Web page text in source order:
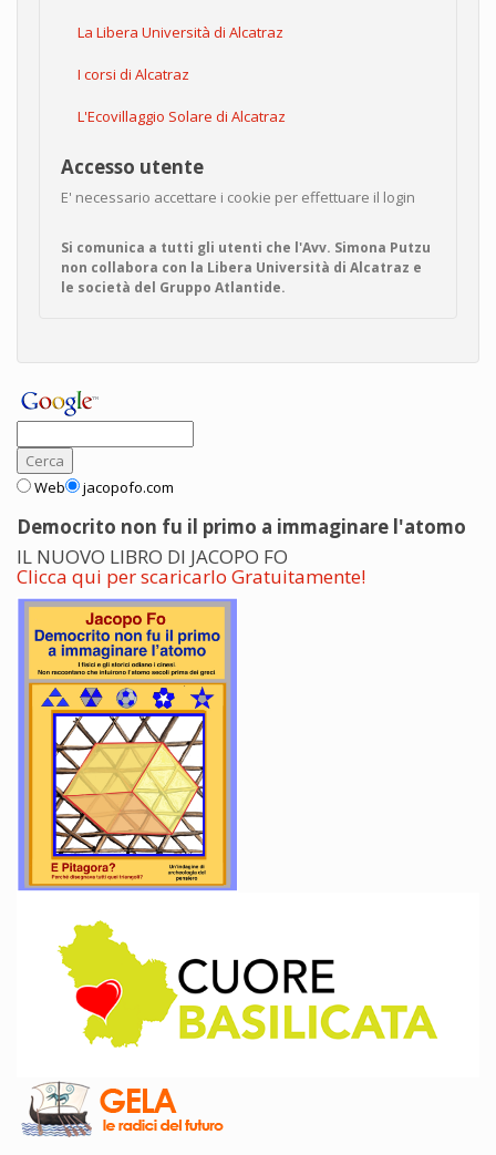
La Libera Università di Alcatraz
I corsi di Alcatraz
L'Ecovillaggio Solare di Alcatraz
Accesso utente
E' necessario accettare i cookie per effettuare il login
Si comunica a tutti gli utenti che l'Avv. Simona Putzu
non collabora con la Libera Università di Alcatraz e
le società del Gruppo Atlantide.
Web jacopofo.com
Democrito non fu il primo a immaginare l'atomo
IL NUOVO LIBRO DI JACOPO FO
Clicca qui per scaricarlo Gratuitamente!